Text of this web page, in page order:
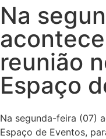
Na
reunião
Espaço
Na segunda-feira (07)
Espaço de Eventos,